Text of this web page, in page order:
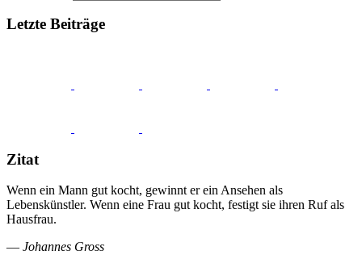
Letzte Beiträge
Zitat
Wenn ein Mann gut kocht, gewinnt er ein Ansehen als
Lebenskünstler. Wenn eine Frau gut kocht, festigt sie ihren Ruf als
Hausfrau.
— Johannes Gross